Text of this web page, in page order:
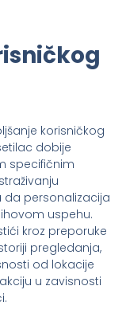
korisničkog
dobije
specifičnim
da personalizacija
uspehu.
kroz preporuke
pregledanja,
od lokacije
u zavisnosti